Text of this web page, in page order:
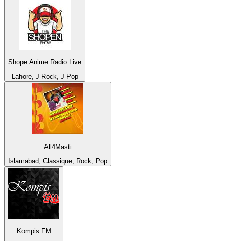
Shope Anime Radio Live
Lahore, J-Rock, J-Pop
All4Masti
Islamabad, Classique, Rock, Pop
Kompis FM